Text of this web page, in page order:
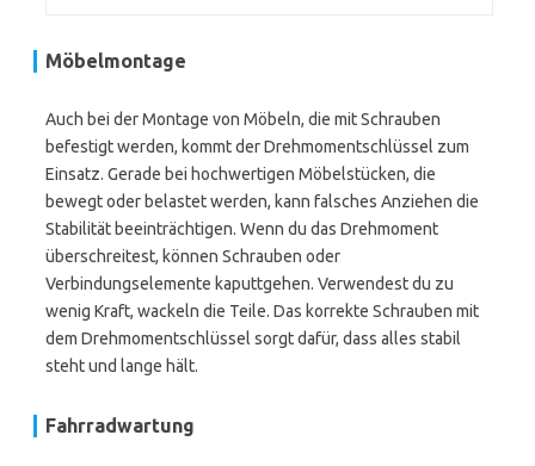
Möbelmontage
Auch bei der Montage von Möbeln, die mit Schrauben
befestigt werden, kommt der Drehmomentschlüssel zum
Einsatz. Gerade bei hochwertigen Möbelstücken, die
bewegt oder belastet werden, kann falsches Anziehen die
Stabilität beeinträchtigen. Wenn du das Drehmoment
überschreitest, können Schrauben oder
Verbindungselemente kaputtgehen. Verwendest du zu
wenig Kraft, wackeln die Teile. Das korrekte Schrauben mit
dem Drehmomentschlüssel sorgt dafür, dass alles stabil
steht und lange hält.
Fahrradwartung